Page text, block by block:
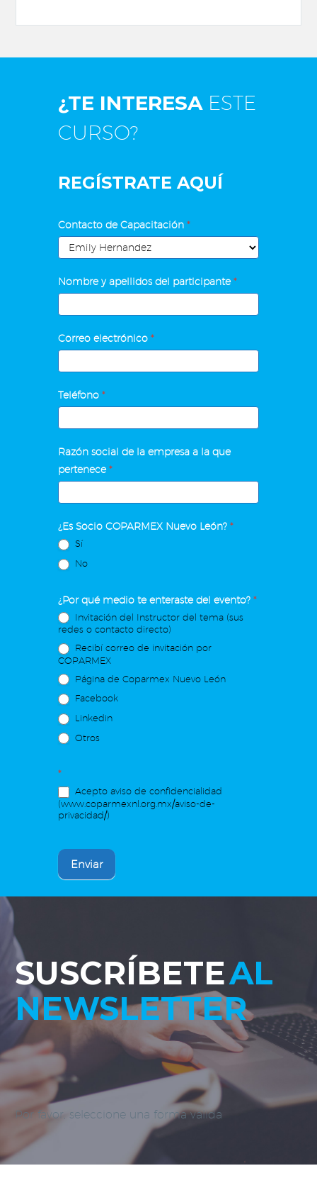
¿TE INTERESAESTE
CURSO?
REGÍSTRATE AQUÍ
El
Otorgamiento
al
Crédito
y
Cobranza
Efectiva
Contacto de Capacitación *
Nombre y apellidos del participante*
Correo electrónico *
Teléfono *
Razón social de la empresa a la que
pertenece*
¿Es Socio COPARMEX Nuevo León? *
Sí
No
¿Por qué medio te enteraste del evento? *
Invitación del Instructor del tema (sus
redes o contacto directo)
Recibí correo de invitación por
COPARMEX
Página de Coparmex Nuevo León
Facebook
Linkedin
Otros
*
Acepto aviso de confidencialidad
(www.coparmexnl.org.mx/aviso-de-
privacidad/)
Enviar
SUSCRÍBETEAL
NEWSLETTER
Por favor, seleccione una forma válida